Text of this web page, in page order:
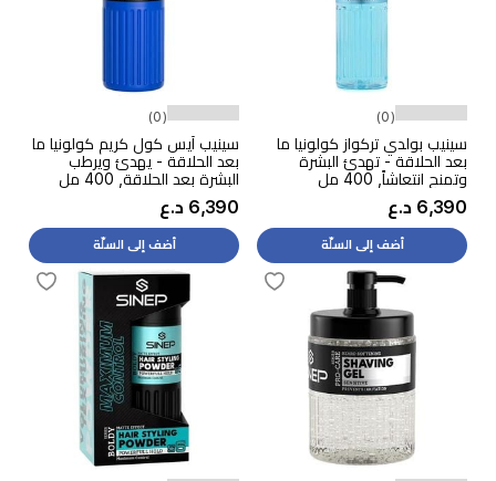
(0)
سينيب بولدي تركواز كولونيا ما
بعد الحلاقة - تهدئ البشرة
وتمنح انتعاشاً, 400 مل
6,390 د.ع
أضف إلى السلّة
(0)
سينيب آيس كول كريم كولونيا ما
بعد الحلاقة - يهدئ ويرطب
البشرة بعد الحلاقة, 400 مل
6,390 د.ع
أضف إلى السلّة